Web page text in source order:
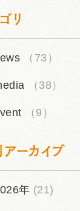
リ
（73）
（38）
（9）
ーカイブ
年 (21)